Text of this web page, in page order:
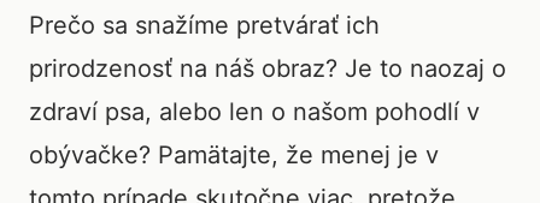
Prečo sa snažíme pretvárať ich
prirodzenosť na náš obraz? Je to naozaj o
zdraví psa, alebo len o našom pohodlí v
obývačke? Pamätajte, že menej je v